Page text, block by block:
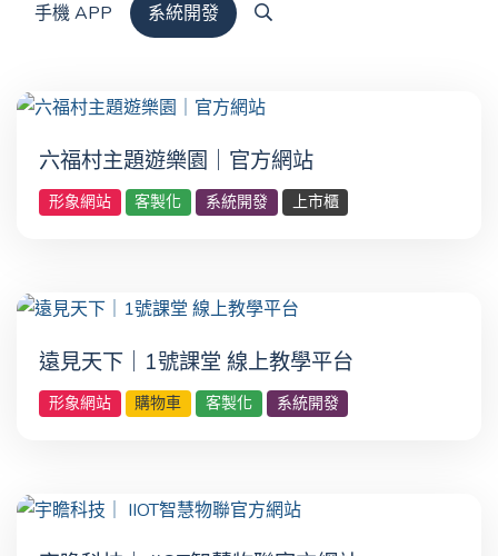
手機 APP
系統開發
六福村主題遊樂園｜官方網站
形象網站 客製化 系統開發 上市櫃
遠見天下｜1號課堂 線上教學平台
形象網站 購物車 客製化 系統開發